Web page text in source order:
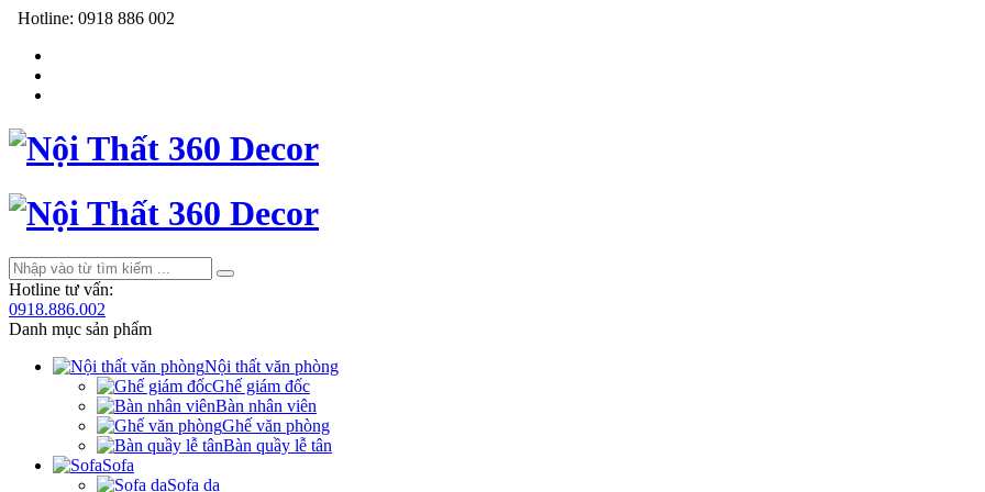
Hotline: 0918 886 002
Hotline tư vấn:
0918.886.002
Danh mục sản phẩm
Nội thất văn phòng
Ghế giám đốc
Bàn nhân viên
Ghế văn phòng
Bàn quầy lễ tân
Sofa
Sofa da